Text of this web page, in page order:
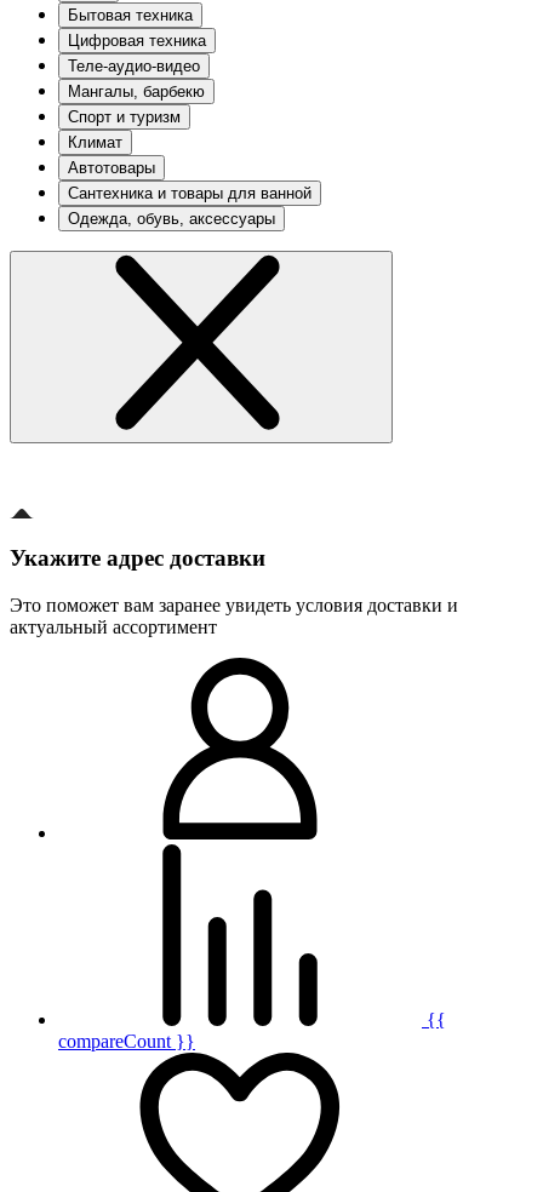
Бытовая техника
Цифровая техника
Теле-аудио-видео
Мангалы, барбекю
Спорт и туризм
Климат
Автотовары
Сантехника и товары для ванной
Одежда, обувь, аксессуары
Укажите адрес доставки
Это поможет вам заранее увидеть условия доставки и
актуальный ассортимент
{{
compareCount }}